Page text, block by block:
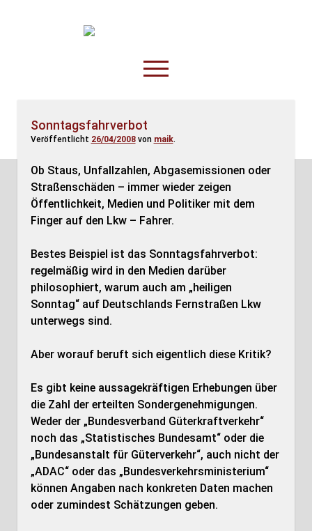
TruckOnline.de
open
menu
Anderswo
Spesenliste
Fahrer
Disposition
Sonntagsfahrverbot
Veröffentlicht 26/04/2008von maik.
Ob Staus, Unfallzahlen, Abgasemissionen oder
Straßenschäden – immer wieder zeigen
Öffentlichkeit, Medien und Politiker mit dem
Finger auf den Lkw – Fahrer.
Bestes Beispiel ist das Sonntagsfahrverbot:
regelmäßig wird in den Medien darüber
philosophiert, warum auch am „heiligen
Sonntag“ auf Deutschlands Fernstraßen Lkw
unterwegs sind.
Aber worauf beruft sich eigentlich diese Kritik?
Es gibt keine aussagekräftigen Erhebungen über
die Zahl der erteilten Sondergenehmigungen.
Weder der „Bundesverband Güterkraftverkehr“
noch das „Statistisches Bundesamt“ oder die
„Bundesanstalt für Güterverkehr“, auch nicht der
„ADAC“ oder das „Bundesverkehrsministerium“
können Angaben nach konkreten Daten machen
oder zumindest Schätzungen geben.